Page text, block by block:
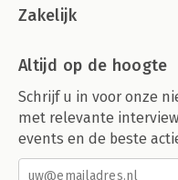
Zakelijk
Altijd op de hoogte
Schrijf u in voor onze
met relevante
events en de beste